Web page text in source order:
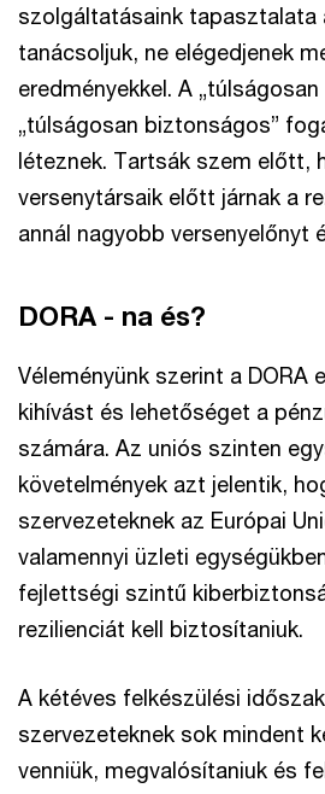
szolgáltatásaink tapasztalata
tanácsoljuk, ne elégedjenek
eredményekkel. A
„túlságosan biztonságos”
léteznek. Tartsák szem előtt,
versenytársaik előtt járnak a
annál nagyobb versenyelőnyt
DORA - na és?
Véleményünk szerint a DORA
kihívást és lehetőséget a
számára. Az uniós szinten
követelmények azt jelentik,
szervezeteknek az Európai
valamennyi üzleti
fejlettségi szintű
rezilienciát kell biztosítaniuk.
A kétéves felkészülési
szervezeteknek sok mindent
venniük, megvalósítaniuk és